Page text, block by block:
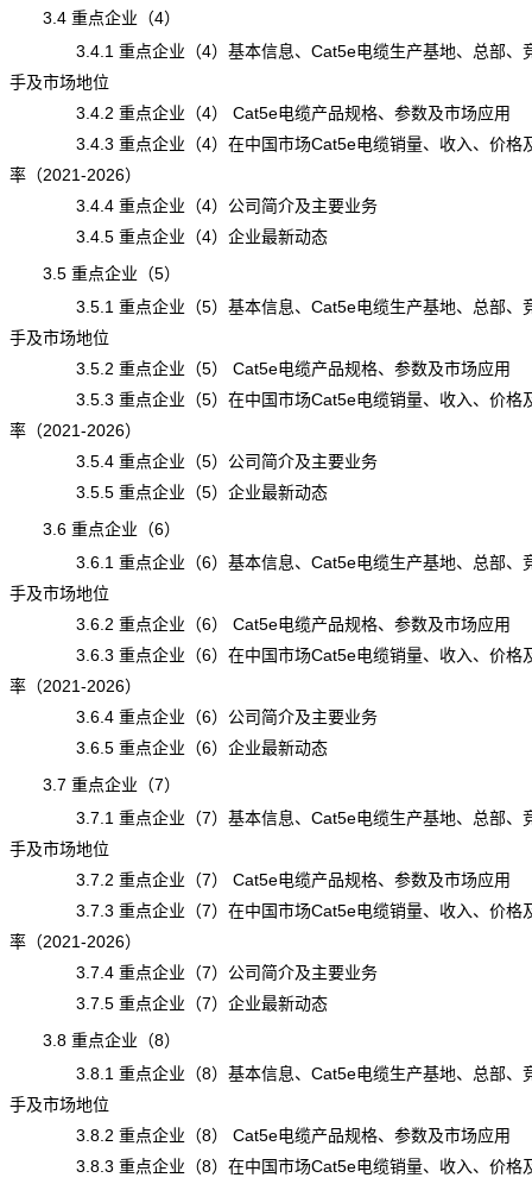
3.4 重点企业（4）
3.4.1 重点企业（4）基本信息、Cat5e电缆生产基地、总部、
手及市场地位
3.4.2 重点企业（4） Cat5e电缆产品规格、参数及市场应用
3.4.3 重点企业（4）在中国市场Cat5e电缆销量、收入、价格
率（2021-2026）
3.4.4 重点企业（4）公司简介及主要业务
3.4.5 重点企业（4）企业最新动态
3.5 重点企业（5）
3.5.1 重点企业（5）基本信息、Cat5e电缆生产基地、总部、
手及市场地位
3.5.2 重点企业（5） Cat5e电缆产品规格、参数及市场应用
3.5.3 重点企业（5）在中国市场Cat5e电缆销量、收入、价格
率（2021-2026）
3.5.4 重点企业（5）公司简介及主要业务
3.5.5 重点企业（5）企业最新动态
3.6 重点企业（6）
3.6.1 重点企业（6）基本信息、Cat5e电缆生产基地、总部、
手及市场地位
3.6.2 重点企业（6） Cat5e电缆产品规格、参数及市场应用
3.6.3 重点企业（6）在中国市场Cat5e电缆销量、收入、价格
率（2021-2026）
3.6.4 重点企业（6）公司简介及主要业务
3.6.5 重点企业（6）企业最新动态
3.7 重点企业（7）
3.7.1 重点企业（7）基本信息、Cat5e电缆生产基地、总部、
手及市场地位
3.7.2 重点企业（7） Cat5e电缆产品规格、参数及市场应用
3.7.3 重点企业（7）在中国市场Cat5e电缆销量、收入、价格
率（2021-2026）
3.7.4 重点企业（7）公司简介及主要业务
3.7.5 重点企业（7）企业最新动态
3.8 重点企业（8）
3.8.1 重点企业（8）基本信息、Cat5e电缆生产基地、总部、
手及市场地位
3.8.2 重点企业（8） Cat5e电缆产品规格、参数及市场应用
3.8.3 重点企业（8）在中国市场Cat5e电缆销量、收入、价格